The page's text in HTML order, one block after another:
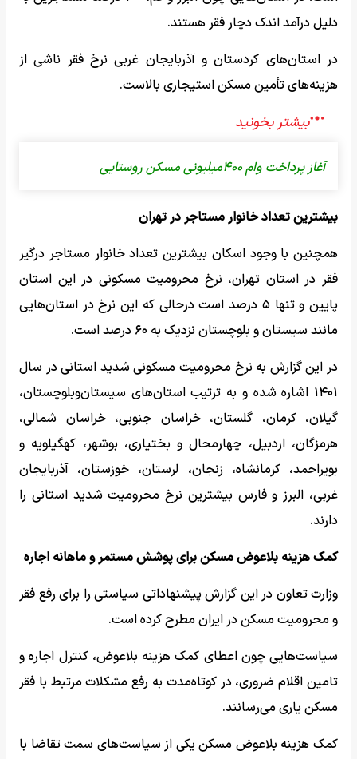
دلیل درآمد اندک دچار فقر هستند.
در استان‌های کردستان و آذربایجان غربی نرخ فقر ناشی از
هزینه‌های تأمین مسکن استیجاری بالاست.
آغاز پرداخت وام ۴۰۰میلیونی مسکن روستایی
بیشترین تعداد خانوار مستاجر در تهران
همچنین با وجود اسکان بیشترین تعداد خانوار مستاجر درگیر
فقر در استان تهران، نرخ محرومیت مسکونی در این استان
پایین و تنها ۵ درصد است درحالی‌ که این نرخ در استان‌هایی
مانند سیستان و بلوچستان نزدیک به ۶۰ درصد است.
در این گزارش به نرخ محرومیت مسکونی شدید استانی در سال
۱۴۰۱ اشاره شده و به ترتیب استان‌های سیستان‌وبلوچستان،
گیلان، کرمان، گلستان، خراسان جنوبی، خراسان شمالی،
هرمزگان، اردبیل، چهارمحال و بختیاری، بوشهر، کهگیلویه و
بویراحمد، کرمانشاه، زنجان، لرستان، خوزستان، آذربایجان
غربی، البرز و فارس بیشترین نرخ محرومیت شدید استانی را
دارند.
کمک هزینه بلاعوض مسکن برای پوشش مستمر و ماهانه اجاره
وزارت تعاون در این گزارش پیشنهاداتی سیاستی را برای رفع فقر
و محرومیت مسکن در ایران مطرح کرده است.
سیاست‌هایی چون اعطای کمک هزینه بلاعوض، کنترل اجاره و
تامین اقلام ضروری، در کوتاه‌مدت به رفع مشکلات مرتبط با فقر
مسکن یاری می‌رسانند.
کمک هزینه بلاعوض مسکن یکی از سیاست‌های سمت تقاضا با